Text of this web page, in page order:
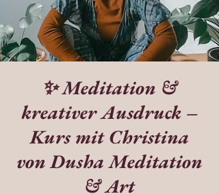
✨ Meditation &
kreativer Ausdruck –
Kurs mit Christina
von Dusha Meditation
& Art